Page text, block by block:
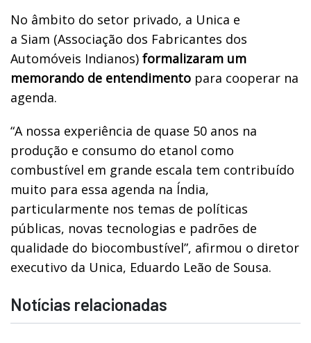
No âmbito do setor privado, a Unica e
a Siam (Associação dos Fabricantes dos
Automóveis Indianos) formalizaram um
memorando de entendimento para cooperar na
agenda.
“A nossa experiência de quase 50 anos na
produção e consumo do etanol como
combustível em grande escala tem contribuído
muito para essa agenda na Índia,
particularmente nos temas de políticas
públicas, novas tecnologias e padrões de
qualidade do biocombustível”, afirmou o diretor
executivo da Unica, Eduardo Leão de Sousa.
Notícias relacionadas